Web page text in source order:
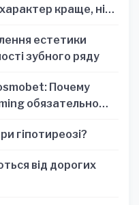
краще, ніж
естетики
зубного ряду
Почему
обязательно
гіпотиреозі?
від дорогих